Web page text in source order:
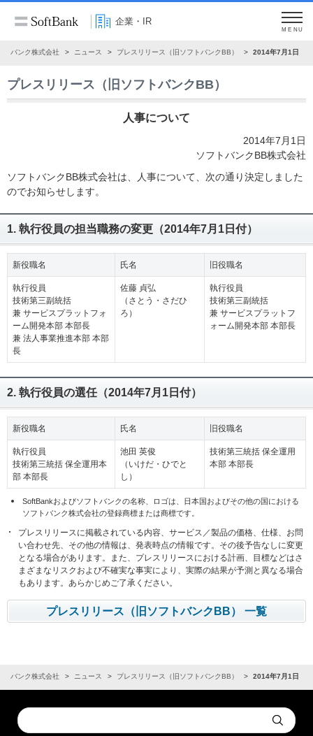
企業・IR
MENU
トバンク株式会社 ニュース プレスリリース（旧ソフトバンクBB） 2014年7月1日
プレスリリース（旧ソフトバンクBB）
人事について
2014年7月1日
ソフトバンクBB株式会社
ソフトバンクBB株式会社は、人事について、次の通り決定しました
のでお知らせします。
1. 執行役員の担当職務の変更（2014年7月1日付）
新役職名 氏名 旧役職名
執行役員
技術第三副統括
兼 サービスプラットフォ
ーム開発本部 本部長
兼 法人事業推進本部 本部
長
佐藤 貞弘
（さとう・さだひ
ろ）
執行役員
技術第三副統括
兼 サービスプラットフ
ォーム開発本部 本部長
2. 執行役員の選任（2014年7月1日付）
新役職名 氏名 旧役職名
執行役員
技術第三統括 保全運用本
部 本部長
池田 英俊
（いけだ・ひでと
し）
技術第三統括 保全運用
本部 本部長
SoftBankおよびソフトバンクの名称、ロゴは、日本国およびその他の国における
ソフトバンク株式会社の登録商標または商標です。
プレスリリースに掲載されている内容、サービス／製品の価格、仕様、お問
い合わせ先、その他の情報は、発表時点の情報です。その後予告なしに変更
となる場合があります。また、プレスリリースにおける計画、目標などはさ
まざまなリスクおよび不確実な事実により、実際の結果が予測と異なる場合
もあります。あらかじめご了承ください。
プレスリリース（旧ソフトバンクBB） 一覧
トバンク株式会社 ニュース プレスリリース（旧ソフトバンクBB） 2014年7月1日
Conduct
a
Submit